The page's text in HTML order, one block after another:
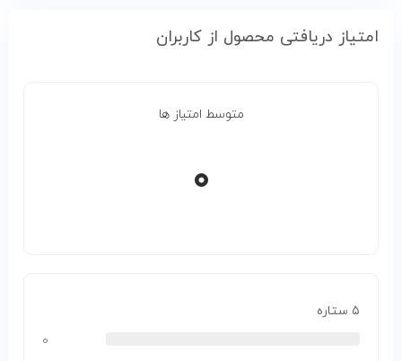
امتیاز دریافتی محصول از کاربران
متوسط امتیاز ها
۰
۵ ستاره
۰